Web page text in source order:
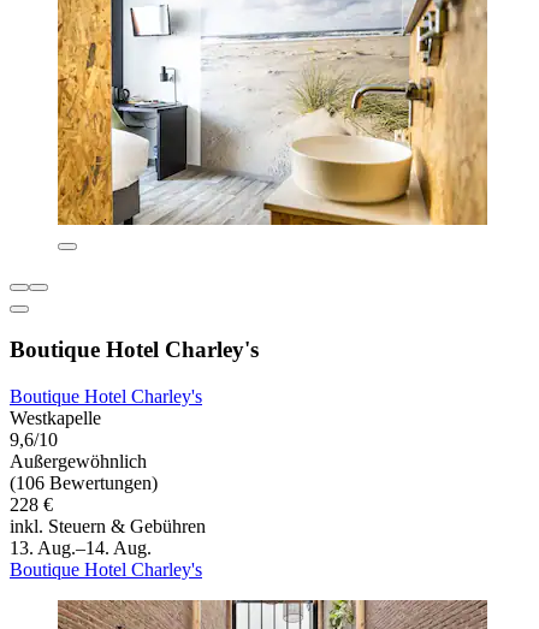
Boutique Hotel Charley's
Boutique Hotel Charley's
Westkapelle
9,6/10
Außergewöhnlich
(106 Bewertungen)
228 €
inkl. Steuern & Gebühren
13. Aug.–14. Aug.
Boutique Hotel Charley's